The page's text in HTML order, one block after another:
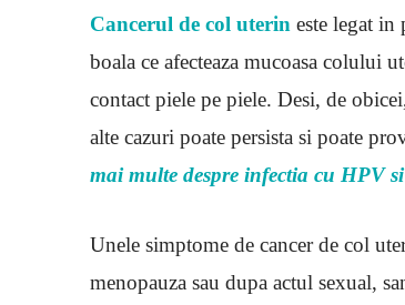
Cancerul de col uterin este legat
boala ce afecteaza mucoasa colului
contact piele pe piele. Desi, de
alte cazuri poate persista si poate
mai multe despre infectia cu HPV
Unele simptome de cancer de col
menopauza sau dupa actul sexual,